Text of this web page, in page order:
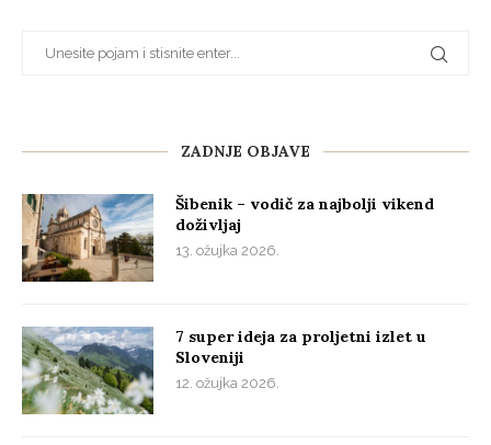
ZADNJE OBJAVE
Šibenik – vodič za najbolji vikend
doživljaj
13. ožujka 2026.
7 super ideja za proljetni izlet u
Sloveniji
12. ožujka 2026.